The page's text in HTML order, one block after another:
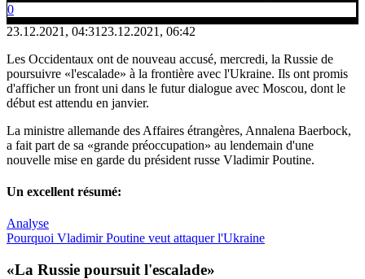
0
23.12.2021, 04:31 23.12.2021, 06:42
Les Occidentaux ont de nouveau accusé, mercredi, la Russie de
poursuivre «l'escalade» à la frontière avec l'Ukraine. Ils ont promis
d'afficher un front uni dans le futur dialogue avec Moscou, dont le
début est attendu en janvier.
La ministre allemande des Affaires étrangères, Annalena Baerbock,
a fait part de sa «grande préoccupation» au lendemain d'une
nouvelle mise en garde du président russe Vladimir Poutine.
Un excellent résumé:
Analyse
Pourquoi Vladimir Poutine veut attaquer l'Ukraine
«La Russie poursuit l'escalade»